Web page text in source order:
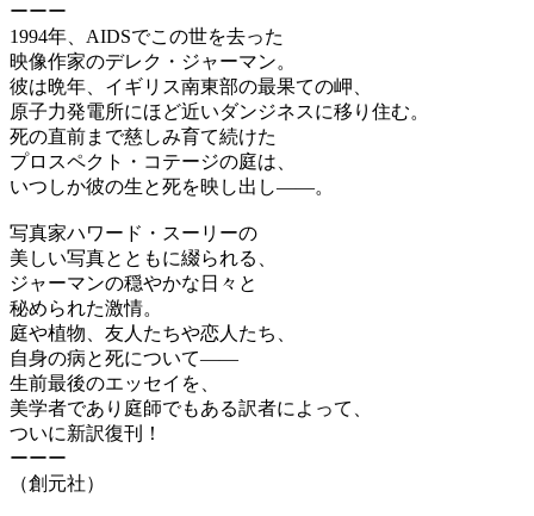
ーーー
1994年、AIDSでこの世を去った
映像作家のデレク・ジャーマン。
彼は晩年、イギリス南東部の最果ての岬、
原子力発電所にほど近いダンジネスに移り住む。
死の直前まで慈しみ育て続けた
プロスペクト・コテージの庭は、
いつしか彼の生と死を映し出し——。
写真家ハワード・スーリーの
美しい写真とともに綴られる、
ジャーマンの穏やかな日々と
秘められた激情。
庭や植物、友人たちや恋人たち、
自身の病と死について——
生前最後のエッセイを、
美学者であり庭師でもある訳者によって、
ついに新訳復刊！
ーーー
（創元社）